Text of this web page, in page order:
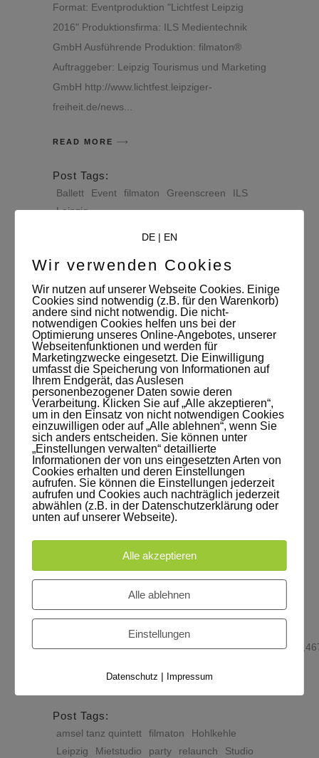
Format: Eventproduktion "Lichtfest Leipzig
2016" Produktionsfirma: ILS Medientechnik
GmbH Ausführende Produktion: filmaton®
Auftraggeber: Leipzig Tourismus und Marketing
GmbH http://www.lichtfest.leipziger-
freiheit.de/news
READ MORE
Post Tags:
Ballett Event filmaton Greenscreen
ILS
Leipzig
Medientechnik
RELAUNCH PARTY [STUDIO
LEIPZIG]
DJ: Bendeg Bar: Uptown Coffee Bar Fotos:
READ MORE
Post Tags:
amsel tanz quintett filmaton
Hohlkehle
Leipzig
Mietstudio party relaunch
Studio
DE| EN
Wir verwenden Cookies
Wir nutzen auf unserer Webseite Cookies. Einige
Cookies sind notwendig (z.B. für den Warenkorb)
andere sind nicht notwendig. Die nicht-
notwendigen Cookies helfen uns bei der
Optimierung unseres Online-Angebotes, unserer
Webseitenfunktionen und werden für
Marketingzwecke eingesetzt. Die Einwilligung
umfasst die Speicherung von Informationen auf
Ihrem Endgerät, das Auslesen
personenbezogener Daten sowie deren
Verarbeitung. Klicken Sie auf „Alle akzeptieren“,
um in den Einsatz von nicht notwendigen Cookies
einzuwilligen oder auf „Alle ablehnen“, wenn Sie
sich anders entscheiden. Sie können unter
„Einstellungen verwalten“ detaillierte
Informationen der von uns eingesetzten Arten von
Cookies erhalten und deren Einstellungen
aufrufen. Sie können die Einstellungen jederzeit
aufrufen und Cookies auch nachträglich jederzeit
abwählen (z.B. in der Datenschutzerklärung oder
unten auf unserer Webseite).
Alle akzeptieren
Alle ablehnen
Einstellungen
Datenschutz | Impressum